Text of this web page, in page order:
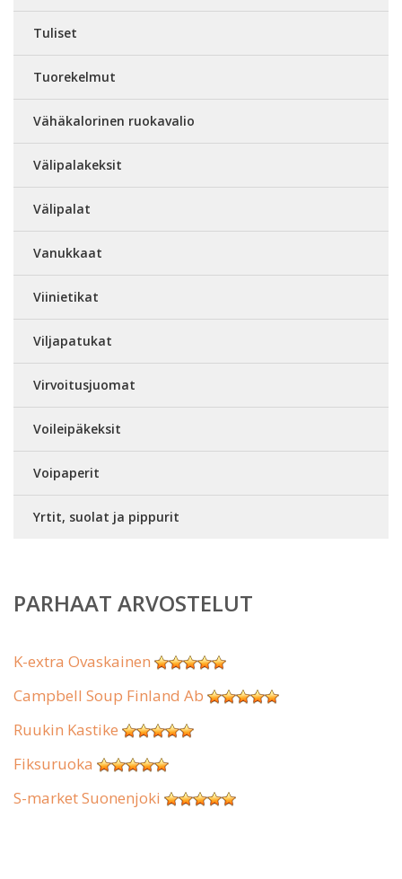
Tuliset
Tuorekelmut
Vähäkalorinen ruokavalio
Välipalakeksit
Välipalat
Vanukkaat
Viinietikat
Viljapatukat
Virvoitusjuomat
Voileipäkeksit
Voipaperit
Yrtit, suolat ja pippurit
PARHAAT ARVOSTELUT
K-extra Ovaskainen
Campbell Soup Finland Ab
Ruukin Kastike
Fiksuruoka
S-market Suonenjoki